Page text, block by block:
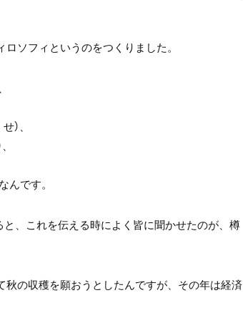
ソフィというのをつくりました。
）、
んです。
と、これを伝える時によく皆に聞かせたのが、樽
の収穫を願おうとしたんですが、その年は経済